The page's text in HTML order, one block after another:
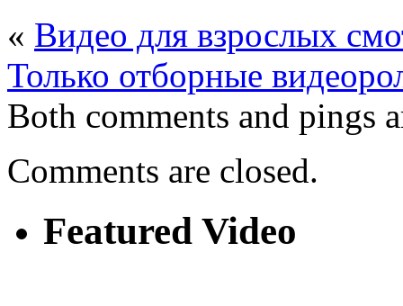
« Видео для взрослых
Только отборные
Both comments and pings
Comments are closed.
Featured Video